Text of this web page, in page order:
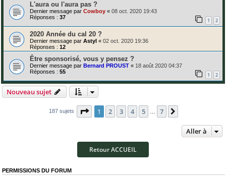
L'aura ou l'aura pas ?
Dernier message par Cowboy « 08 oct. 2020 19:43
Réponses : 37 1 2
2020 Année du cal 20 ?
Dernier message par Astyl « 02 oct. 2020 19:36
Réponses : 12
Être sponsorisé, vous y pensez ?
Dernier message par Bernard PROUST « 18 août 2020 04:37
Réponses : 55 1 2
Nouveau sujet
187 sujets Page 1sur7
1 2 3 4 5 7
Aller à
Retour ACCUEIL
PERMISSIONS DU FORUM